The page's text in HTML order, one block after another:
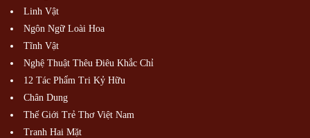
Linh Vật
Ngôn Ngữ Loài Hoa
Tĩnh Vật
Nghệ Thuật Thêu Điêu Khắc Chỉ
12 Tác Phẩm Tri Kỷ Hữu
Chân Dung
Thế Giới Trẻ Thơ Việt Nam
Tranh Hai Mặt